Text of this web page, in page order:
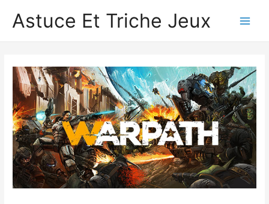
Astuce Et Triche Jeux